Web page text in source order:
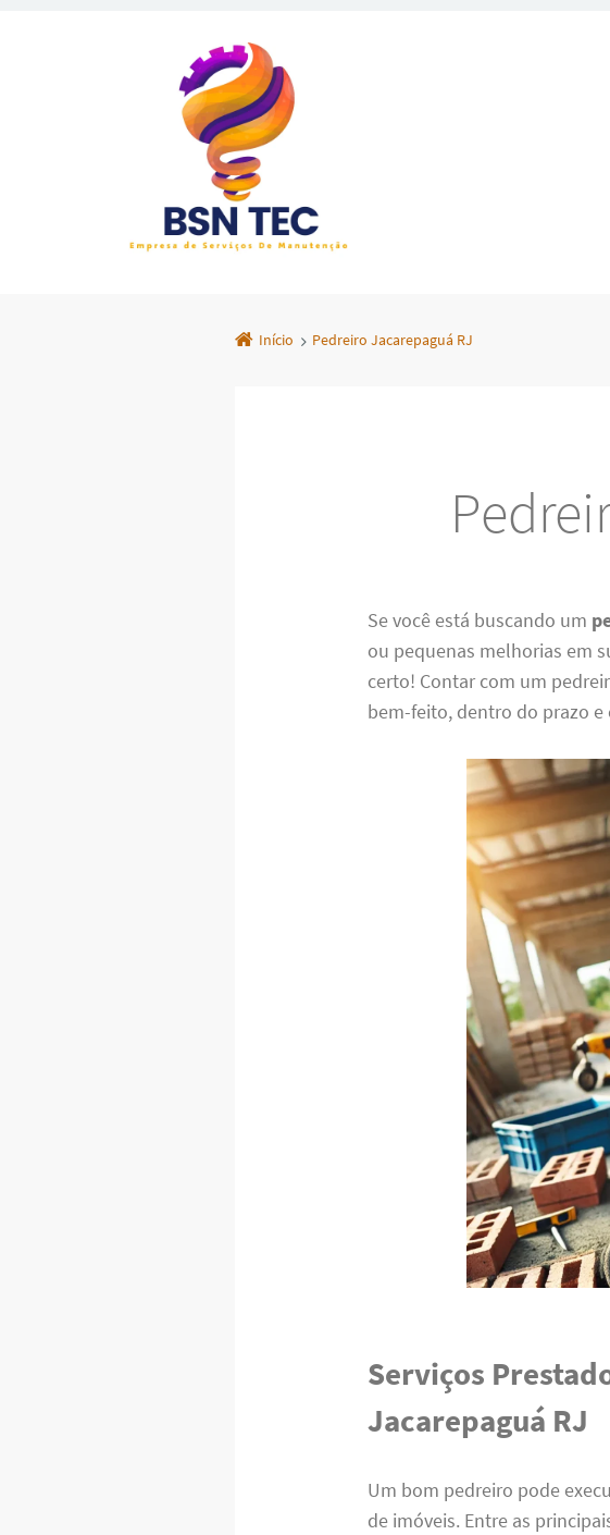
Início Pedreiro Jacarepaguá RJ
Se você está buscando um
ou pequenas melhorias em
certo! Contar com um
bem-feito, dentro do prazo
Serviços
Jacarepaguá RJ
Um bom pedreiro pode
de imóveis. Entre as